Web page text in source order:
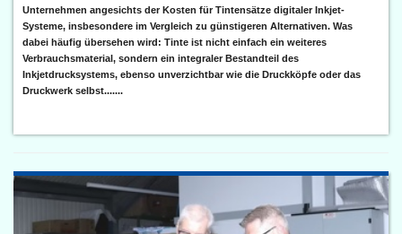
Unternehmen angesichts der Kosten für Tintensätze digitaler Inkjet-
Systeme, insbesondere im Vergleich zu günstigeren Alternativen. Was
dabei häufig übersehen wird: Tinte ist nicht einfach ein weiteres
Verbrauchsmaterial, sondern ein integraler Bestandteil des
Inkjetdrucksystems, ebenso unverzichtbar wie die Druckköpfe oder das
Druckwerk selbst.......